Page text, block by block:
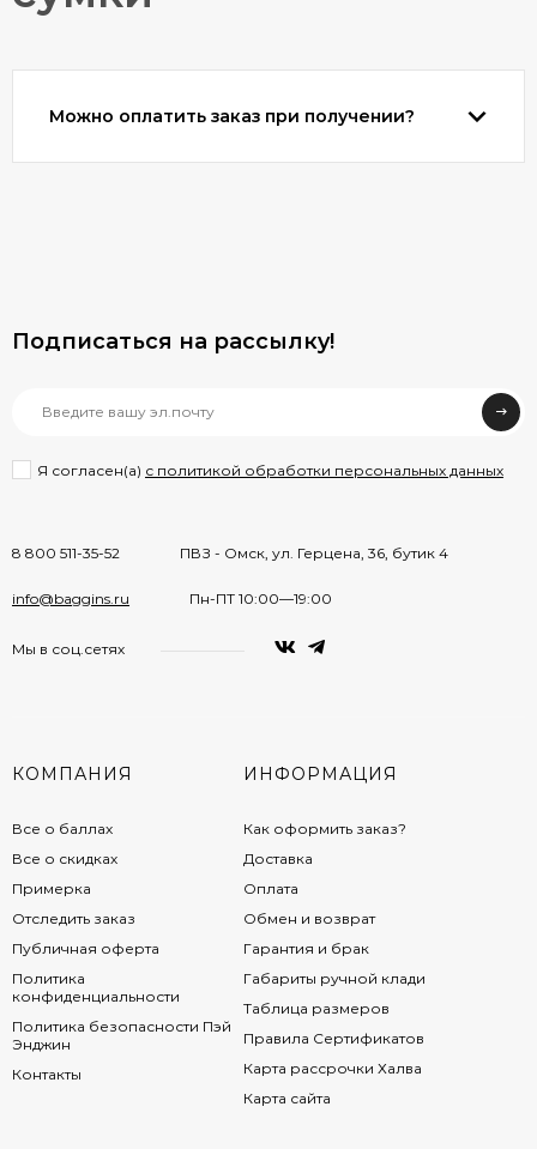
Можно оплатить заказ при получении?
Подписаться на рассылкy!
Я согласен(a) с политикой обработки персональных данных
8 800 511-35-52 ПВЗ - Омск, ул. Герцена, 36, бутик 4
info@baggins.ru Пн-ПТ 10:00—19:00
Мы в соц.сетях
КОМПАНИЯ
Все о баллах
Все о скидках
Примерка
Отследить заказ
Публичная оферта
Политика
конфиденциальности
Политика безопасности Пэй
Энджин
Контакты
ИНФОРМАЦИЯ
Как оформить заказ?
Доставка
Оплата
Обмен и возврат
Гарантия и брак
Габариты ручной клади
Таблица размеров
Правила Сертификатов
Карта рассрочки Халва
Карта сайта